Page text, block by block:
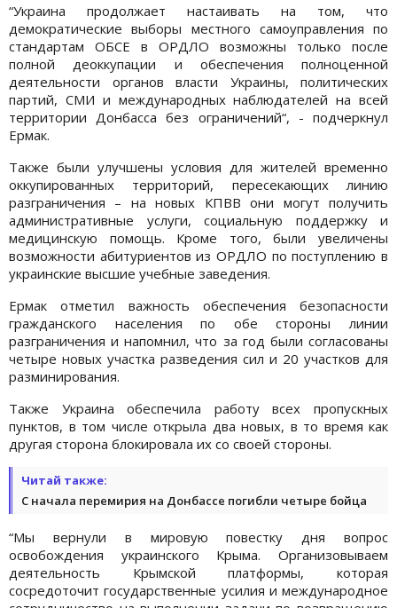
“Украина продолжает настаивать на том, что
демократические выборы местного самоуправления по
стандартам ОБСЕ в ОРДЛО возможны только после
полной деоккупации и обеспечения полноценной
деятельности органов власти Украины, политических
партий, СМИ и международных наблюдателей на всей
территории Донбасса без ограничений“, - подчеркнул
Ермак.
Также были улучшены условия для жителей временно
оккупированных территорий, пересекающих линию
разграничения – на новых КПВВ они могут получить
административные услуги, социальную поддержку и
медицинскую помощь. Кроме того, были увеличены
возможности абитуриентов из ОРДЛО по поступлению в
украинские высшие учебные заведения.
Ермак отметил важность обеспечения безопасности
гражданского населения по обе стороны линии
разграничения и напомнил, что за год были согласованы
четыре новых участка разведения сил и 20 участков для
разминирования.
Также Украина обеспечила работу всех пропускных
пунктов, в том числе открыла два новых, в то время как
другая сторона блокировала их со своей стороны.
Читай также:
С начала перемирия на Донбассе погибли четыре бойца
“Мы вернули в мировую повестку дня вопрос
освобождения украинского Крыма. Организовываем
деятельность Крымской платформы, которая
сосредоточит государственные усилия и международное